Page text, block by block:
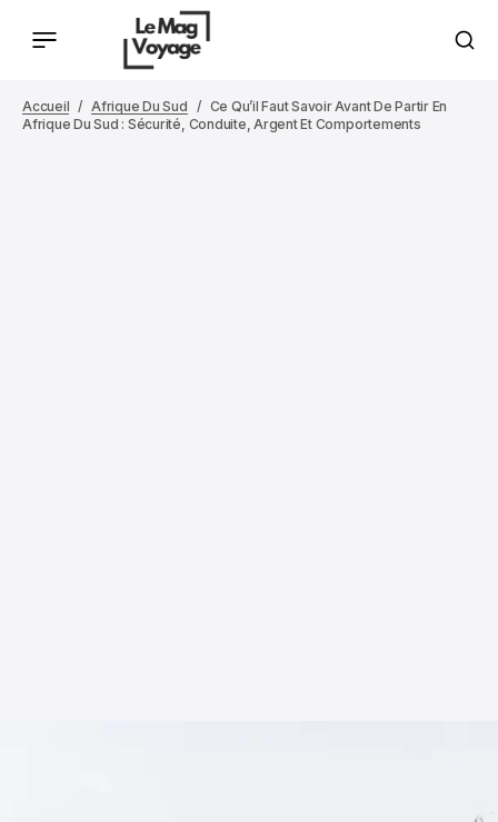
Accueil Afrique Du Sud
Ce Qu’il Faut Savoir Avant De Partir En
Afrique Du Sud : Sécurité, Conduite, Argent Et Comportements